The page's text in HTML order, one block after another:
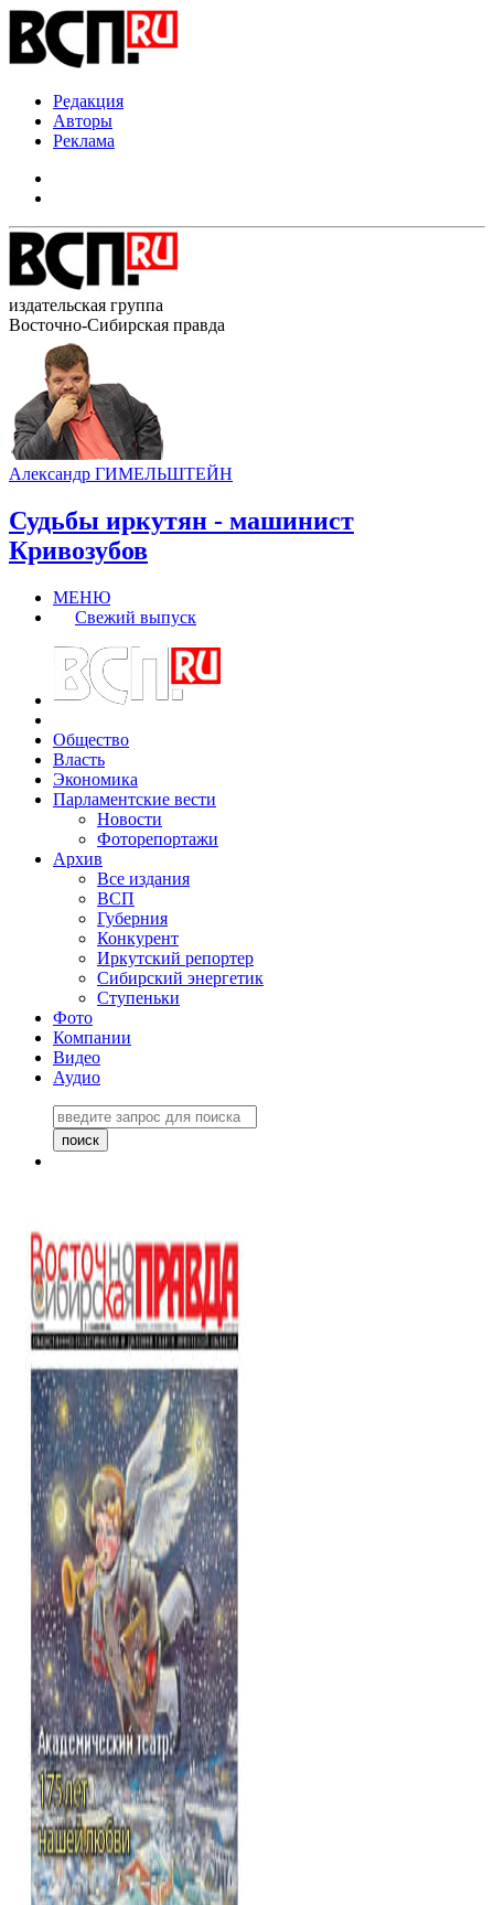
Редакция
Авторы
Реклама
издательская группа
Восточно-Сибирская правда
Александр ГИМЕЛЬШТЕЙН
Судьбы иркутян - машинист
Кривозубов
МЕНЮ
Свежий выпуск
Общество
Власть
Экономика
Парламентские вести
Новости
Фоторепортажи
Архив
Все издания
ВСП
Губерния
Конкурент
Иркутский репортер
Сибирский энергетик
Ступеньки
Фото
Компании
Видео
Аудио